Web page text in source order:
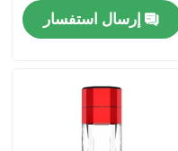
إرسال استفسار